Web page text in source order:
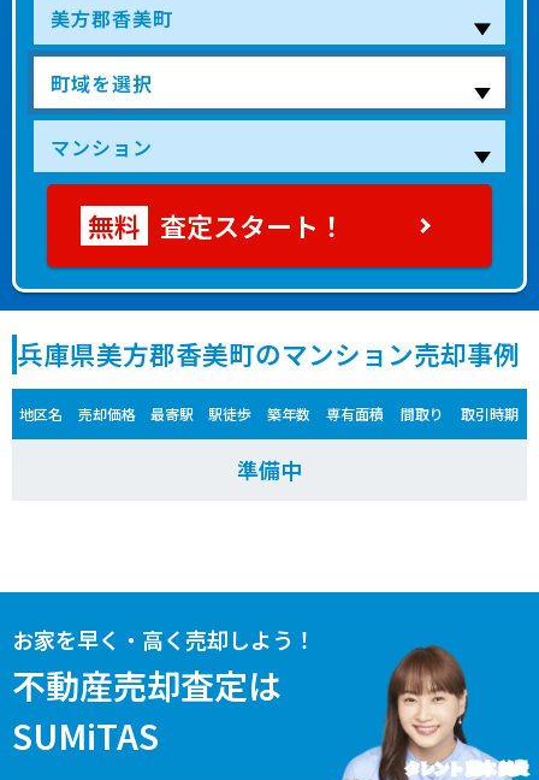
査定スタート！
兵庫県美方郡香美町のマンション売却事例
地区名 売却価格 最寄駅 駅徒歩 築年数 専有面積 間取り 取引時期
準備中
お家を早く・高く売却しよう！
不動産売却査定は
SUMiTAS
タレント 藤本 美貴